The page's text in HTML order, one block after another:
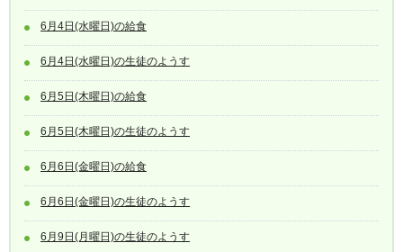
6月4日(水曜日)の給食
6月4日(水曜日)の生徒のようす
6月5日(木曜日)の給食
6月5日(木曜日)の生徒のようす
6月6日(金曜日)の給食
6月6日(金曜日)の生徒のようす
6月9日(月曜日)の生徒のようす